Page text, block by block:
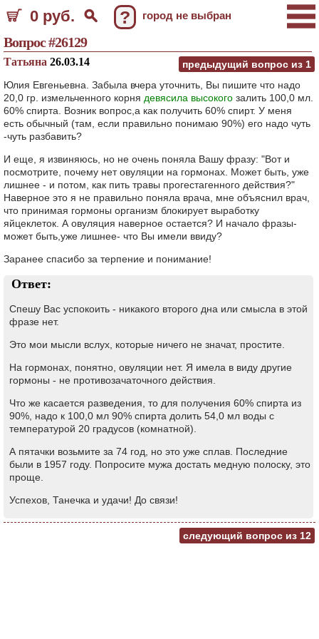
0 руб. ? город не выбран
Вопрос #26129
предыдущий вопрос из 1
Татьяна 26.03.14
Юлия Евгеньевна. Забыла вчера уточнить, Вы пишите что надо
20,0 гр. измельченного корня девясила высокого залить 100,0 мл.
60% спирта. Возник вопрос,а как получить 60% спирт. У меня
есть обычный (там, если правильно понимаю 90%) его надо чуть
-чуть разбавить?
И еще, я извиняюсь, но не очень поняла Вашу фразу: "Вот и
посмотрите, почему нет овуляции на гормонах. Может быть, уже
лишнее - и потом, как пить травы прогестагенного действия?"
Наверное это я не правильно поняла врача, мне объяснил врач,
что принимая гормоны организм блокирует выработку
яйцеклеток. А овуляция наверное остается? И начало фразы-
может быть,уже лишнее- что Вы имели ввиду?
Заранее спасибо за терпение и понимание!
Ответ:
Спешу Вас успокоить - никакого второго дна или смысла в этой
фразе нет.
Это мои мысли вслух, которые ничего не значат, простите.
На гормонах, понятно, овуляции нет. Я имела в виду другие
гормоны - не противозачаточного действия.
Что же касается разведения, то для получения 60% спирта из
90%, надо к 100,0 мл 90% спирта долить 54,0 мл воды с
температурой 20 градусов (комнатной).
А пятачки возьмите за 74 год, но это уже сплав. Последние
были в 1957 году. Попросите мужа достать медную полоску, это
проще.
Успехов, Танечка и удачи! До связи!
следующий вопрос из 12